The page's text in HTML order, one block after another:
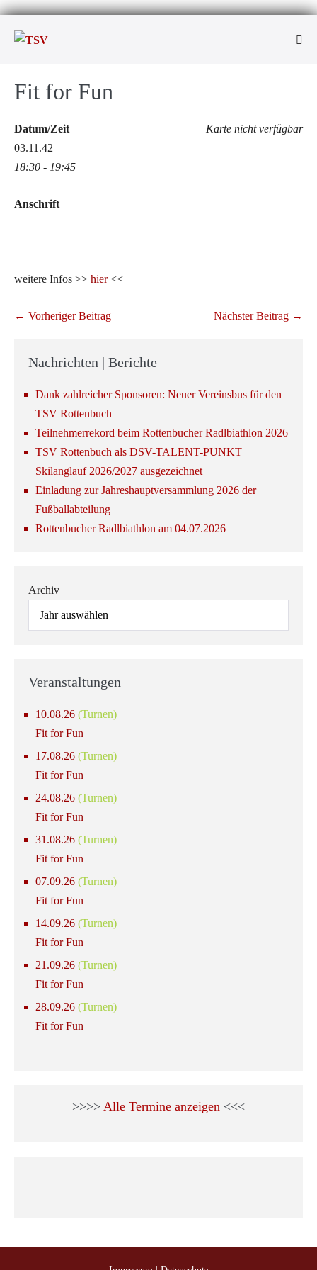
Inhalt
Fit for Fun
Karte nicht verfügbar
Datum/Zeit
03.11.42
18:30 - 19:45
Anschrift
weitere Infos >> hier<<
Beitragsnavigation
← Vorheriger Beitrag Nächster Beitrag →
Nachrichten | Berichte
Dank zahlreicher Sponsoren: Neuer Vereinsbus für den
TSV Rottenbuch
Teilnehmerrekord beim Rottenbucher Radlbiathlon 2026
TSV Rottenbuch als DSV-TALENT-PUNKT
Skilanglauf 2026/2027 ausgezeichnet
Einladung zur Jahreshauptversammlung 2026 der
Fußballabteilung
Rottenbucher Radlbiathlon am 04.07.2026
Archiv
Veranstaltungen
10.08.26 (Turnen)
Fit for Fun
17.08.26 (Turnen)
Fit for Fun
24.08.26 (Turnen)
Fit for Fun
31.08.26 (Turnen)
Fit for Fun
07.09.26 (Turnen)
Fit for Fun
14.09.26 (Turnen)
Fit for Fun
21.09.26 (Turnen)
Fit for Fun
28.09.26 (Turnen)
Fit for Fun
>>>> Alle Termine anzeigen <<<